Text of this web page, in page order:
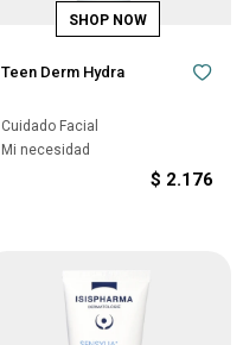
Teen Derm Hydra
Cuidado Facial
Mi necesidad
$ 2.176